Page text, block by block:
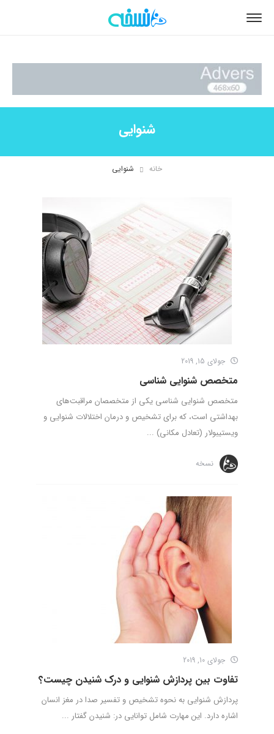
شنوایی
خانه شنوایی
جولای 15, 2019
متخصص شنوایی شناسی
متخصص شنوایی شناسی یکی از متخصصان مراقبت‌های
بهداشتی است، که برای تشخیص و درمان اختلالات شنوایی و
ویستیبولار (تعادل مکانی) ...
نسخه
جولای 10, 2019
تفاوت بین پردازش شنوایی و درک شنیدن چیست؟
پردازش شنوایی به نحوه تشخیص و تفسیر صدا در مغز انسان
اشاره دارد. این مهارت شامل توانایی در: شنیدن گفتار ...